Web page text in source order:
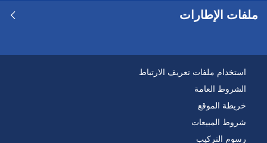
ملفات الإطارات
استخدام ملفات تعريف الارتباط
الشروط العامة
خريطة الموقع
شروط المبيعات
رسوم التركيب